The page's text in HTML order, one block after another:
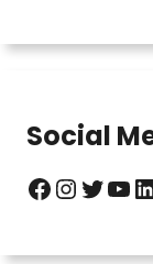
Social
Facebook InstagramTwitter YouTube LinkedIn